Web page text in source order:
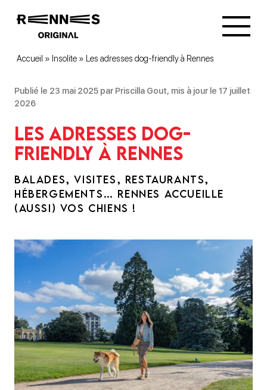
Accueil » Insolite » Les adresses dog-friendly à Rennes
Publié le 23 mai 2025 par Priscilla Gout, mis à jour le 17 juillet
2026
Les adresses dog-
friendly à Rennes
BALADES, VISITES, RESTAURANTS,
HÉBERGEMENTS… RENNES ACCUEILLE
(AUSSI) VOS CHIENS !